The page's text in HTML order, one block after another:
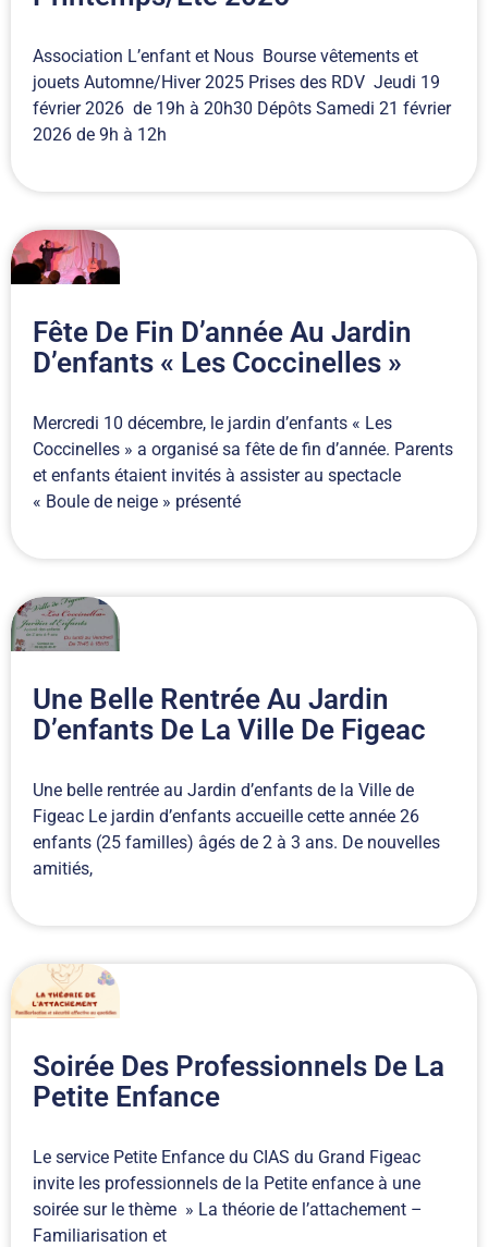
Association L’enfant et Nous Bourse vêtements et
jouets Automne/Hiver 2025 Prises des RDV Jeudi 19
février 2026 de 19h à 20h30 Dépôts Samedi 21 février
2026 de 9h à 12h
Fête De Fin D’année Au Jardin
D’enfants « Les Coccinelles »
Mercredi 10 décembre, le jardin d’enfants « Les
Coccinelles » a organisé sa fête de fin d’année. Parents
et enfants étaient invités à assister au spectacle
« Boule de neige » présenté
Une Belle Rentrée Au Jardin
D’enfants De La Ville De Figeac
Une belle rentrée au Jardin d’enfants de la Ville de
Figeac Le jardin d’enfants accueille cette année 26
enfants (25 familles) âgés de 2 à 3 ans. De nouvelles
amitiés,
Soirée Des Professionnels De La
Petite Enfance
Le service Petite Enfance du CIAS du Grand Figeac
invite les professionnels de la Petite enfance à une
soirée sur le thème » La théorie de l’attachement –
Familiarisation et